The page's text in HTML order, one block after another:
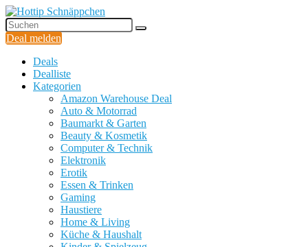
Deal melden
Deals
Dealliste
Kategorien
Amazon Warehouse Deal
Auto & Motorrad
Baumarkt & Garten
Beauty & Kosmetik
Computer & Technik
Elektronik
Erotik
Essen & Trinken
Gaming
Haustiere
Home & Living
Küche & Haushalt